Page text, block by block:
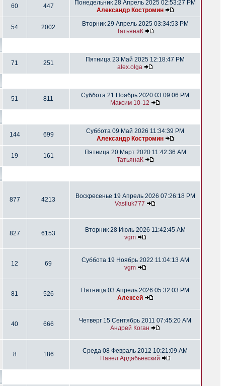
60 447
Понедельник 28 Апрель 2025 02:53:27 PM
Александр Костромин
54 2002
Вторник 29 Апрель 2025 03:34:53 PM
ТатьянаК
71 251
Пятница 23 Май 2025 12:18:47 PM
alex.olga
51 811
Суббота 21 Ноябрь 2020 03:09:06 PM
Максим 10-12
144 699
Суббота 09 Май 2026 11:34:39 PM
Александр Костромин
19 161
Пятница 20 Март 2020 11:42:36 AM
ТатьянаК
877 4213
Воскресенье 19 Апрель 2026 07:26:18 PM
Vasiluk777
827 6153
Вторник 28 Июль 2026 11:42:45 AM
vgm
12 69
Суббота 19 Ноябрь 2022 11:04:13 AM
vgm
81 526
Пятница 03 Апрель 2026 05:32:03 PM
Алексей
40 666
Четверг 15 Сентябрь 2011 07:45:20 AM
Андрей Коган
8 186
Среда 08 Февраль 2012 10:21:09 AM
Павел Ардабьевский